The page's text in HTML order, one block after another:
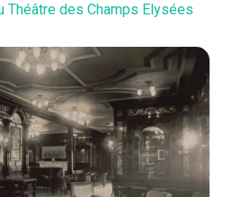
Théâtre des Champs Elysées